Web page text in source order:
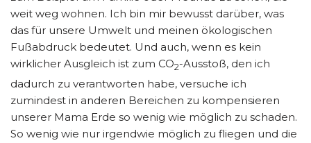
weit weg wohnen. Ich bin mir bewusst darüber, was
das für unsere Umwelt und meinen ökologischen
Fußabdruck bedeutet. Und auch, wenn es kein
wirklicher Ausgleich ist zum CO2-Ausstoß, den ich
dadurch zu verantworten habe, versuche ich
zumindest in anderen Bereichen zu kompensieren
unserer Mama Erde so wenig wie möglich zu schaden.
So wenig wie nur irgendwie möglich zu fliegen und die